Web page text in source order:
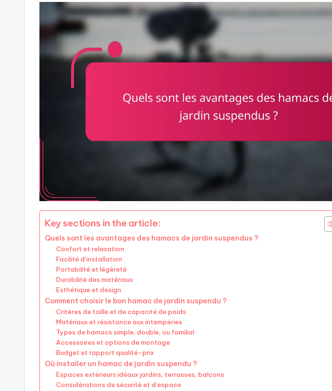
Key sections in the article:
Quels sont les avantages des hamacs de jardin suspendus ?
Confort et relaxation
Facilité d’installation
Portabilité et légèreté
Durabilité des matériaux
Esthétique et design
Comment choisir le bon hamac de jardin suspendu ?
Critères de taille et de capacité de poids
Matériaux et résistance aux intempéries
Types de hamacs simple, double, ou familial
Accessoires et options de montage
Budget et rapport qualité-prix
Où installer un hamac de jardin suspendu ?
Espaces extérieurs idéaux jardins, terrasses, balcons
Considérations de sécurité et d’espace